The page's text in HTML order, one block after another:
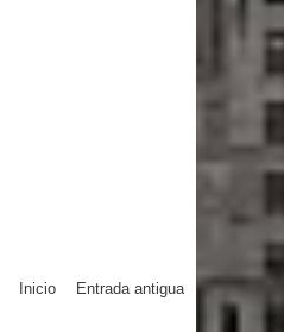
Entrada antigua
Inicio